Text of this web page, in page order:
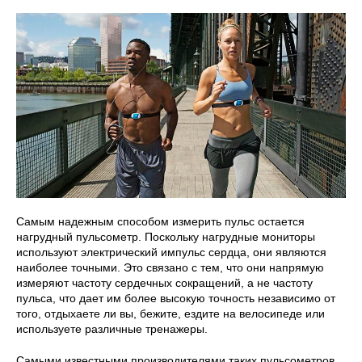
Самым надежным способом измерить пульс остается
нагрудный пульсометр. Поскольку нагрудные мониторы
используют электрический импульс сердца, они являются
наиболее точными. Это связано с тем, что они напрямую
измеряют частоту сердечных сокращений, а не частоту
пульса, что дает им более высокую точность независимо от
того, отдыхаете ли вы, бежите, ездите на велосипеде или
используете различные тренажеры.